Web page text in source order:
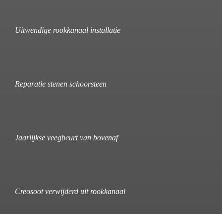
Uitwendige rookkanaal installatie
Reparatie stenen schoorsteen
Jaarlijkse veegbeurt van bovenaf
Creosoot verwijderd uit rookkanaal